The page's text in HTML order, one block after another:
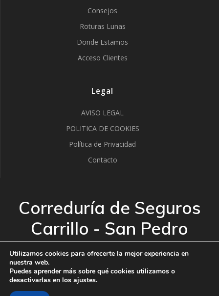
Consejos
Roturas Lunas
Donde Estamos
Acceso Clientes
Legal
AVISO LEGAL
POLITICA DE COOKIES
Política de Privacidad
Contacto
Correduría de Seguros
Carrillo - San Pedro
Alcántara
© 2026 Correduría de Seguros Carrillo - San Pedro
Alcántara. Creado usando WordPress y el
Utilizamos cookies para ofrecerte la mejor experiencia en
nuestra web.
Puedes aprender más sobre qué cookies utilizamos o
desactivarlas en los ajustes.